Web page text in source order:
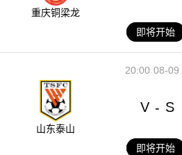
重庆铜梁龙
即将开始
08-09
20:00
山东泰山
V - S
即将开始